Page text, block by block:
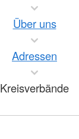
Über uns
Adressen
Kreisverbände